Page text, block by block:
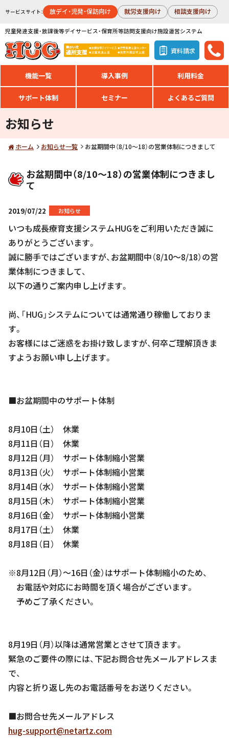
サービスサイト： 放デイ・児発・保訪向け 就労支援向け 相談支援向け
児童発達支援・放課後等デイサービス・保育所等訪問支援向け施設運営システム
資料請求
機能一覧 導入事例 利用料金
サポート体制 セミナー よくあるご質問
お知らせ
ホーム お知らせ一覧 お盆期間中（8/10～18）の営業体制につきまして
お盆期間中（8/10～18）の営業体制につきまし
て
2019/07/22 お知らせ
いつも成長療育支援システムHUGをご利用いただき誠に
ありがとうございます。
誠に勝手ではございますが、お盆期間中（8/10～8/18）の営
業体制につきまして、
以下の通りご案内申し上げます。
尚、「HUG」システムについては通常通り稼働しておりま
す。
お客様にはご迷惑をお掛け致しますが、何卒ご理解頂きま
すようお願い申し上げます。
■お盆期間中のサポート体制
8月10日（土） 休業
8月11日（日） 休業
8月12日（月） サポート体制縮小営業
8月13日（火） サポート体制縮小営業
8月14日（水） サポート体制縮小営業
8月15日（木） サポート体制縮小営業
8月16日（金） サポート体制縮小営業
8月17日（土） 休業
8月18日（日） 休業
※8月12日（月）～16日（金）はサポート体制縮小のため、
お電話や対応にお時間を頂く場合がございます。
予めご了承ください。
8月19日（月）以降は通常営業とさせて頂きます。
緊急のご要件の際には、下記お問合せ先メールアドレスま
で、
内容と折り返し先のお電話番号をお送りください。
■お問合せ先メールアドレス
hug-support@netartz.com